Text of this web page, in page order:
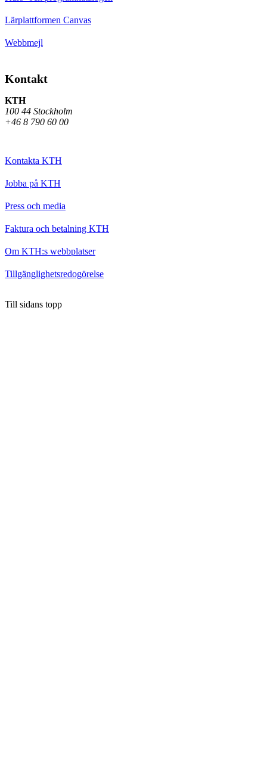
Lärplattformen Canvas
Webbmejl
Kontakt
KTH
100 44 Stockholm
+46 8 790 60 00
Kontakta KTH
Jobba på KTH
Press och media
Faktura och betalning KTH
Om KTH:s webbplatser
Tillgänglighetsredogörelse
Till sidans topp